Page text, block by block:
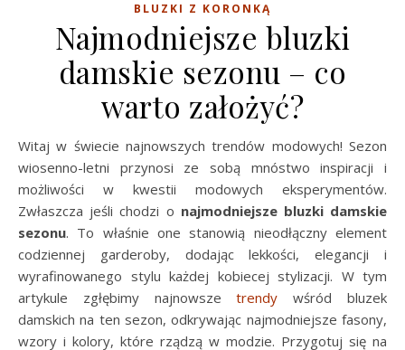
BLUZKI Z KORONKĄ
Najmodniejsze bluzki
damskie sezonu – co
warto założyć?
Witaj w świecie najnowszych trendów modowych! Sezon
wiosenno-letni przynosi ze sobą mnóstwo inspiracji i
możliwości w kwestii modowych eksperymentów.
Zwłaszcza jeśli chodzi o najmodniejsze bluzki damskie
sezonu. To właśnie one stanowią nieodłączny element
codziennej garderoby, dodając lekkości, elegancji i
wyrafinowanego stylu każdej kobiecej stylizacji. W tym
artykule zgłębimy najnowszetrendy wśród bluzek
damskich na ten sezon, odkrywając najmodniejsze fasony,
wzory i kolory, które rządzą w modzie. Przygotuj się na